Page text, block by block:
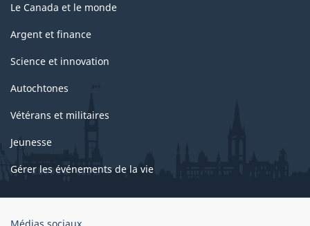
Le Canada et le monde
Argent et finance
Science et innovation
Autochtones
Vétérans et militaires
Jeunesse
Gérer les événements de la vie
Organisation